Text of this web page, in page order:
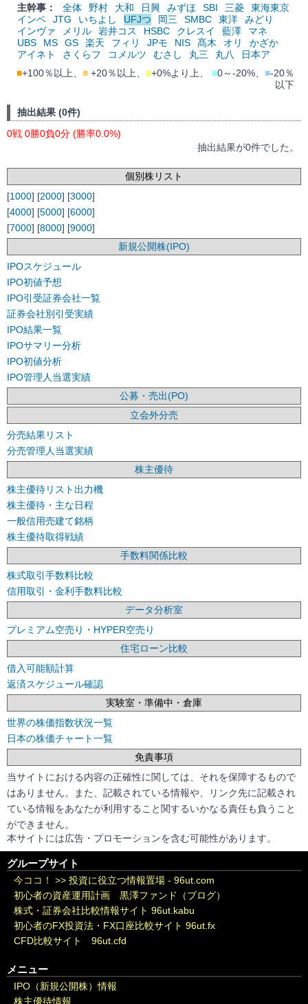
主幹事：
全体 野村 大和 日興 みずほ SBI 三菱
東海東京
インベ
JTG いちよし UFJつ 岡三 SMBC 東洋
みどり
インヴァ
メリル 岩井コス HSBC クレスイ 藍澤
マネ
UBS
MS GS 楽天 フィリ JPモ NIS 髙木 オリ
かざか
アイネト
さくらフ コメルツ むさし 丸三 丸八
日本ア
■+100％以上、 ■ +20％以上、 ■+0%より上、 ■0～-20%、 ■-20％
以下
抽出結果 (0件)
0戦 0勝0負0分 (勝率0.0%)
抽出結果が0件でした。
個別株リスト
[1000] [2000] [3000]
[4000] [5000] [6000]
[7000] [8000] [9000]
新規公開株(IPO)
IPOスケジュール
IPO初値予想
IPO引受証券会社一覧
証券会社別引受実績
IPO結果一覧
IPOサマリー分析
IPO初値分析
IPO管理人当選実績
公募・売出(PO)
立会外分売
分売結果リスト
分売管理人当選実績
株主優待
株主優待リスト出力機
株主優待・主な日程
一般信用売建て銘柄
株主優待取得戦績
手数料関係比較
株式取引手数料比較
信用取引・金利手数料比較
データ分析室
プレミアム空売り・HYPER空売り
住宅ローン比較
借入可能額計算
返済スケジュール確認
実験室・準備中・倉庫
世界の株価指数状況一覧
日本の株価チャート一覧
免責事項
当サイトにおける内容の正確性に関しては、それを保障するもので
はありません。また、記載されている情報や、リンク先に記載され
ている情報をあなたが利用すること関するいかなる責任も負うこと
ができません。
本サイトには広告・プロモーションを含む可能性があります。
グループサイト
今ココ！ >> 投資に役立つ情報置場 - 96ut.com
初心者の資産運用計画 黒澤ファンド（ブログ）
株式・証券会社比較情報サイト 96ut.kabu
初心者のFX投資法・FX口座比較サイト 96ut.fx
CFD比較サイト 96ut.cfd
メニュー
IPO（新規公開株）情報
株主優待情報